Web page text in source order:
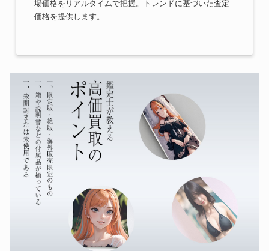
場価格をリアルタイムで把握。トレンドに基づいた査定
価格を提供します。